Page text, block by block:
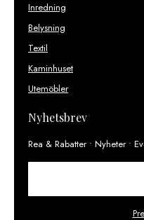
Inredning
Belysning
Textil
Kaminhuset
Utemöbler
Nyhetsbrev
Rea & Rabatter • Nyheter •